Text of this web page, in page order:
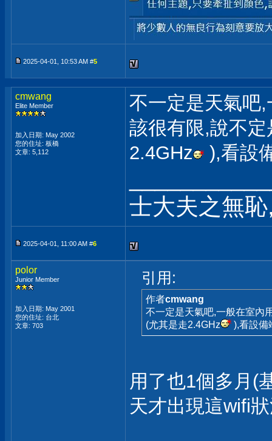
2025-04-01, 10:53 AM #5
cmwang
Elite Member
加入日期: May 2002
您的住址: 板橋
文章: 5,112
不一定是天氣吧
該很有限,說不
2.4GHz
),看設
士大夫之無
2025-04-01, 11:00 AM #6
polor
Junior Member
加入日期: May 2001
您的住址: 台北
文章: 703
引用:
作者cmwang
不一定是天氣吧,一般在室內
(尤其是走2.4GHz
),看設備
用了也1個多月(
天才出現這wifi